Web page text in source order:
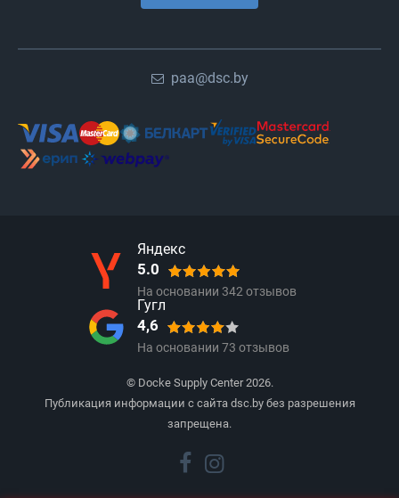
paa@dsc.by
Яндекс
5.0
На основании 342отзывов
Гугл
4,6
На основании 73 отзывов
© Docke Supply Center 2026.
Публикация информации с сайта dsc.by без разрешения
запрещена.